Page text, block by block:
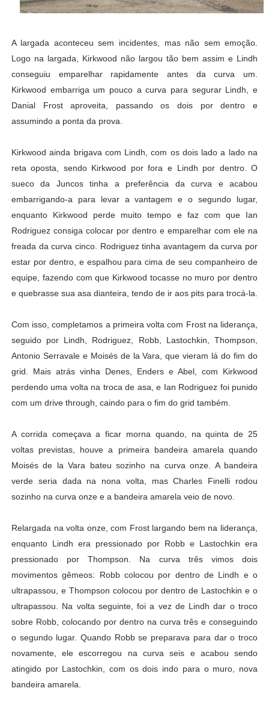
A largada aconteceu sem incidentes, mas não sem emoção.
Logo na largada, Kirkwood não largou tão bem assim e Lindh
conseguiu emparelhar rapidamente antes da curva um.
Kirkwood embarriga um pouco a curva para segurar Lindh, e
Danial Frost aproveita, passando os dois por dentro e
assumindo a ponta da prova.
Kirkwood ainda brigava com Lindh, com os dois lado a lado na
reta oposta, sendo Kirkwood por fora e Lindh por dentro. O
sueco da Juncos tinha a preferência da curva e acabou
embarrigando-a para levar a vantagem e o segundo lugar,
enquanto Kirkwood perde muito tempo e faz com que Ian
Rodriguez consiga colocar por dentro e emparelhar com ele na
freada da curva cinco. Rodriguez tinha avantagem da curva por
estar por dentro, e espalhou para cima de seu companheiro de
equipe, fazendo com que Kirkwood tocasse no muro por dentro
e quebrasse sua asa dianteira, tendo de ir aos pits para trocá-la.
Com isso, completamos a primeira volta com Frost na liderança,
seguido por Lindh, Rodriguez, Robb, Lastochkin, Thompson,
Antonio Serravale e Moisés de la Vara, que vieram lá do fim do
grid. Mais atrás vinha Denes, Enders e Abel, com Kirkwood
perdendo uma volta na troca de asa, e Ian Rodriguez foi punido
com um drive through, caindo para o fim do grid também.
A corrida começava a ficar morna quando, na quinta de 25
voltas previstas, houve a primeira bandeira amarela quando
Moisés de la Vara bateu sozinho na curva onze. A bandeira
verde seria dada na nona volta, mas Charles Finelli rodou
sozinho na curva onze e a bandeira amarela veio de novo.
Relargada na volta onze, com Frost largando bem na liderança,
enquanto Lindh era pressionado por Robb e Lastochkin era
pressionado por Thompson. Na curva três vimos dois
movimentos gêmeos: Robb colocou por dentro de Lindh e o
ultrapassou, e Thompson colocou por dentro de Lastochkin e o
ultrapassou. Na volta seguinte, foi a vez de Lindh dar o troco
sobre Robb, colocando por dentro na curva três e conseguindo
o segundo lugar. Quando Robb se preparava para dar o troco
novamente, ele escorregou na curva seis e acabou sendo
atingido por Lastochkin, com os dois indo para o muro, nova
bandeira amarela.